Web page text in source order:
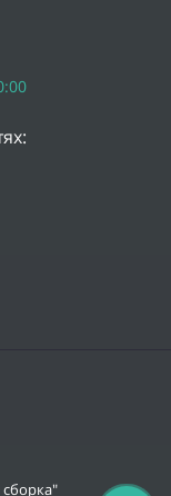
сборка"